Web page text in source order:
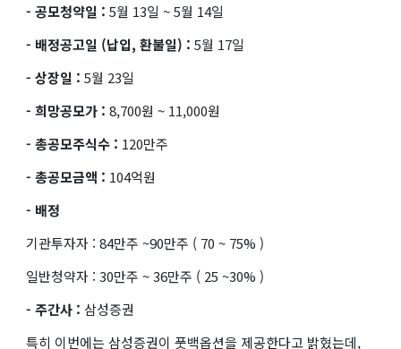
- 공모청약일 : 5월 13일 ~ 5월 14일
- 배정공고일 (납입, 환불일) : 5월 17일
- 상장일 : 5월 23일
- 희망공모가 : 8,700원 ~ 11,000원
- 총공모주식수 : 120만주
- 총공모금액 : 104억원
- 배정
기관투자자 : 84만주 ~90만주 ( 70 ~ 75% )
일반청약자 : 30만주 ~ 36만주 ( 25 ~30% )
- 주간사 : 삼성증권
특히 이번에는 삼성증권이 풋백옵션을 제공한다고 밝혔는데,